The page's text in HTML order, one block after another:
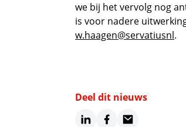
we bij het vervolg nog
is voor nadere
w.haagen@servatiusnl.
Deel dit nieuws
LinkedInFacebook
Email